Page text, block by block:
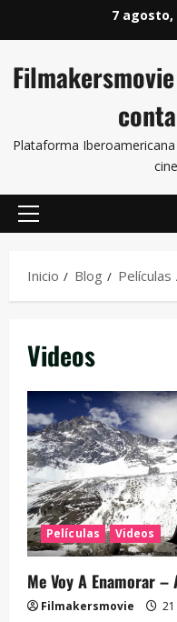
7 agosto,
Plataforma
Inicio Blog Películas
Videos
Películas Videos
Me Voy A Enamorar
Filmakersmovie